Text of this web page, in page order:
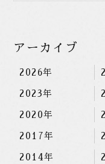
アーカイブ
2026年
2023年
2020年
2017年
2014年